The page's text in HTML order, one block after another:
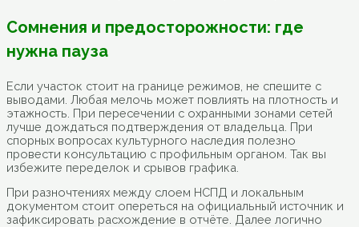
Сомнения и предосторожности: где
нужна пауза
Если участок стоит на границе режимов, не спешите с
выводами. Любая мелочь может повлиять на плотность и
этажность. При пересечении с охранными зонами сетей
лучше дождаться подтверждения от владельца. При
спорных вопросах культурного наследия полезно
провести консультацию с профильным органом. Так вы
избежите переделок и срывов графика.
При разночтениях между слоем НСПД и локальным
документом стоит опереться на официальный источник и
зафиксировать расхождение в отчёте. Далее логично